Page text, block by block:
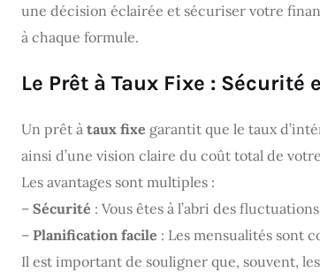
une décision éclairée et sécuriser votre
à chaque formule.
Le Prêt à Taux Fixe :
Un prêt à taux fixe garantit que le taux
ainsi d’une vision claire du coût total de
Les avantages sont multiples :
– Sécurité : Vous êtes à l’abri des
– Planification facile : Les mensualités sont
Il est important de souligner que, souvent,